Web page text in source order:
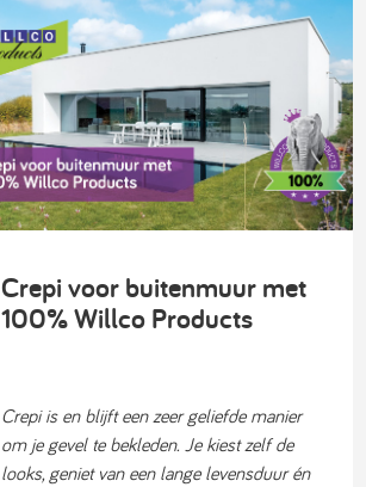
Crepi voor buitenmuur met
100% Willco Products
Crepi is en blijft een zeer geliefde manier
om je gevel te bekleden. Je kiest zelf de
looks, geniet van een lange levensduur én